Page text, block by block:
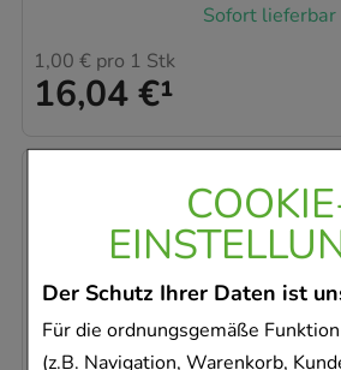
Der Schutz Ihrer Daten ist
Für die ordnungsgemäße
(z.B. Navigation, Warenkorb,
Sofort lieferbar
16,04 €¹
1,00 € pro 1 Stk
GLEITGELEN